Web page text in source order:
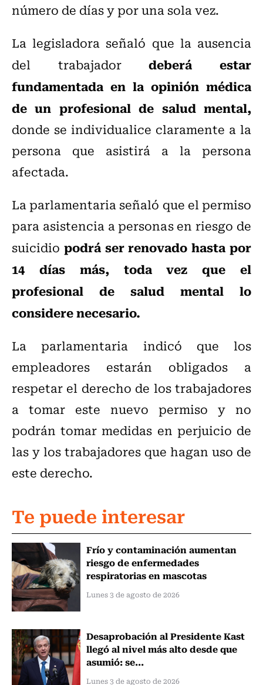
número de días y por una sola vez.
La legisladora señaló que la ausencia
del trabajadordeberá estar
fundamentada en la opinión médica
de un profesional de salud mental,
donde se individualice claramente a la
persona que asistirá a la persona
afectada.
La parlamentaria señaló que el permiso
para asistencia a personas en riesgo de
suicidio podrá ser renovado hasta por
14 días más, toda vez que el
profesional de salud mental lo
considere necesario.
La parlamentaria indicó que los
empleadores estarán obligados a
respetar el derecho de los trabajadores
a tomar este nuevo permiso y no
podrán tomar medidas en perjuicio de
las y los trabajadores que hagan uso de
este derecho.
Te puede interesar
Frío y contaminación aumentan
riesgo de enfermedades
respiratorias en mascotas
Lunes 3 de agosto de 2026
Desaprobación al Presidente Kast
llegó al nivel más alto desde que
asumió: se...
Lunes 3 de agosto de 2026